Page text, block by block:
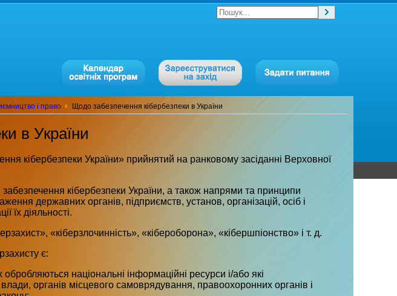
і право Щодо забезпечення кібербезпеки в України
в України
кібербезпеки України» прийнятий на ранковому засіданні Верховної
кібербезпеки України, а також напрями та принципи
державних органів, підприємств, установ, організацій, осіб і
їх діяльності.
«кіберзлочинність», «кібероборона», «кібершпіонство» і т. д.
є:
національні інформаційні ресурси і/або які
органів місцевого самоврядування, правоохоронних органів і